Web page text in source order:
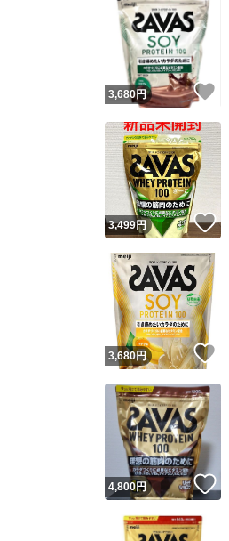
3,680円
3,499円
3,680円
4,800円